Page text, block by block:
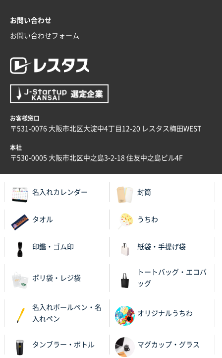
兵庫県のお客様
2025年12月02日 23:00
ロゴが入れられること
大阪府E社様
2025年11月28日 15:13
他部署のスタッフからの指示
兵庫県S社様
以前発注しているので、データが残っている点が良か
2025年11月25日 16:41
前回同様、安心できるから
uni ジェットストリーム 05
2025年11月21日 16:39
何度か注文していて、満足していたから
神奈川県のお客様
お問い合わせ
お問い合わせフォーム
お客様窓口
〒531-0076 大阪市北区大淀中4丁目12-20 レスタス梅田WEST
本社
〒530-0005 大阪市北区中之島3-2-18 住友中之島ビル4F
名入れカレンダー 封筒
タオル うちわ
印鑑・ゴム印 紙袋・手提げ袋
ポリ袋・レジ袋
トートバッグ・エコバ
ッグ
名入れボールペン・名
入れペン
オリジナルうちわ
タンブラー・ボトル マグカップ・グラス